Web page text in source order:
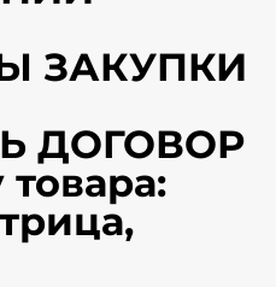
ЗАКУПКИ
ДОГОВОР
товара: